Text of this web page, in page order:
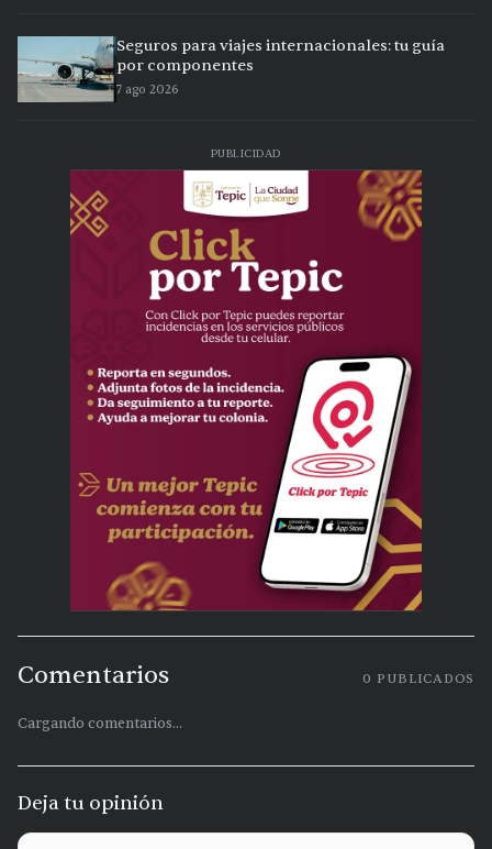
Seguros para viajes internacionales: tu guía
por componentes
7 ago 2026
PUBLICIDAD
Comentarios 0 PUBLICADOS
Cargando comentarios...
Deja tu opinión